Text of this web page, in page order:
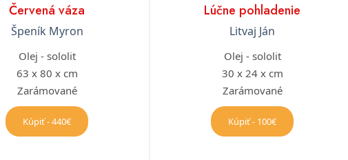
Červená váza
Špeník Myron
Olej - sololit
63 x 80 x cm
Zarámované
Kúpiť - 440€
Lúčne pohladenie
Litvaj Ján
Olej - sololit
30 x 24 x cm
Zarámované
Kúpiť - 100€